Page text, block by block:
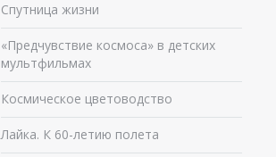
Спутница жизни
«Предчувствие космоса» в детских
мультфильмах
Космическое цветоводство
Лайка. К 60-летию полета